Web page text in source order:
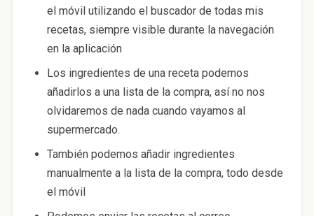
el móvil utilizando el buscador de todas mis
recetas, siempre visible durante la navegación
en la aplicación
Los ingredientes de una receta podemos
añadirlos a una lista de la compra, así no nos
olvidaremos de nada cuando vayamos al
supermercado.
También podemos añadir ingredientes
manualmente a la lista de la compra, todo desde
el móvil